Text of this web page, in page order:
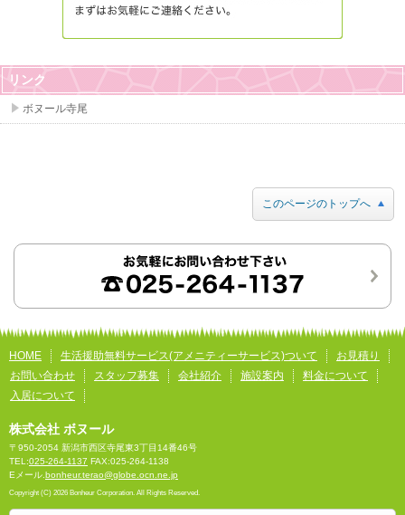
リンク
ボヌール寺尾
このページのトップへ
HOME 生活援助無料サービス(アメニティーサービス)ついて
お見積り
お問い合わせ
スタッフ募集 会社紹介 施設案内
料金について
入居について
株式会社 ボヌール
〒950-2054 新潟市西区寺尾東3丁目14番46号
TEL:025-264-1137 FAX:025-264-1138
Eメール. bonheur.terao@globe.ocn.ne.jp
Copyright (C) 2026 Bonheur Corporation. All Rights Reserved.